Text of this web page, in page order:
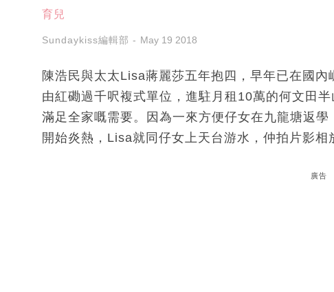
育兒
Sundaykiss編輯部 May 19 2018
陳浩民與太太Lisa蔣麗莎五年抱四，早年已在國
由紅磡過千呎複式單位，進駐月租10萬的何文田
滿足全家嘅需要。因為一來方便仔女在九龍塘返
開始炎熱，Lisa就同仔女上天台游水，仲拍片影
廣告